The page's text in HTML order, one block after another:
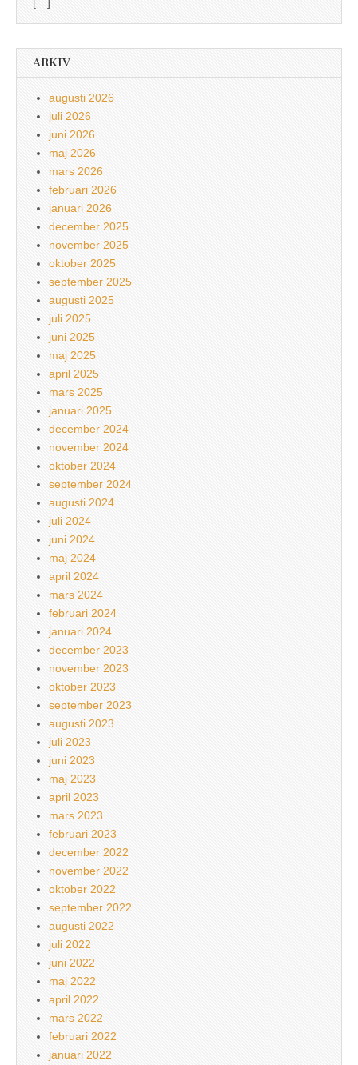
ARKIV
augusti 2026
juli 2026
juni 2026
maj 2026
mars 2026
februari 2026
januari 2026
december 2025
november 2025
oktober 2025
september 2025
augusti 2025
juli 2025
juni 2025
maj 2025
april 2025
mars 2025
januari 2025
december 2024
november 2024
oktober 2024
september 2024
augusti 2024
juli 2024
juni 2024
maj 2024
april 2024
mars 2024
februari 2024
januari 2024
december 2023
november 2023
oktober 2023
september 2023
augusti 2023
juli 2023
juni 2023
maj 2023
april 2023
mars 2023
februari 2023
december 2022
november 2022
oktober 2022
september 2022
augusti 2022
juli 2022
juni 2022
maj 2022
april 2022
mars 2022
februari 2022
januari 2022